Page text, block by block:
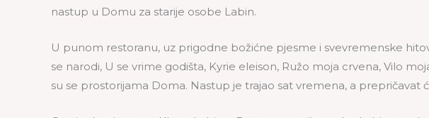
nastup u Domu za starije osobe Labin.
U punom restoranu, uz prigodne božićne pjesme i svevremenske
se narodi, U se vrime godišta, Kyrie eleison, Ružo moja crvena, Vilo
su se prostorijama Doma. Nastup je trajao sat vremena, a prepričavat